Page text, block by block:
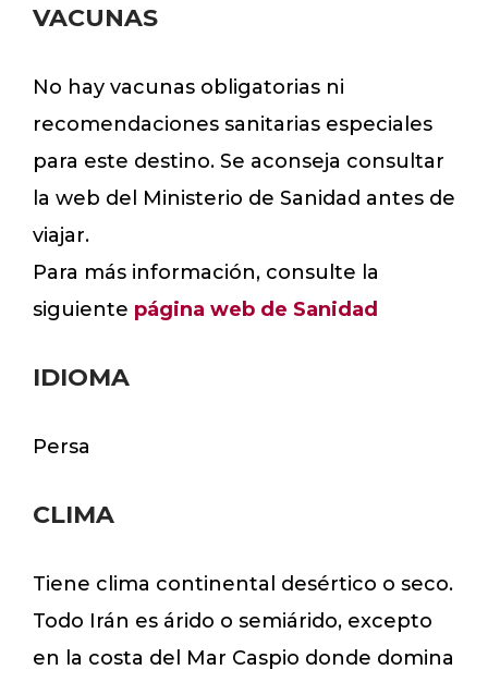
VACUNAS
No hay vacunas obligatorias ni
recomendaciones sanitarias especiales
para este destino. Se aconseja consultar
la web del Ministerio de Sanidad antes de
viajar.
Para más información, consulte la
siguiente página web de Sanidad
IDIOMA
Persa
CLIMA
Tiene clima continental desértico o seco.
Todo Irán es árido o semiárido, excepto
en la costa del Mar Caspio donde domina